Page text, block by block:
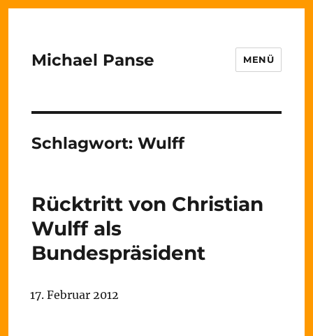
Michael Panse MENÜ
Schlagwort: Wulff
Rücktritt von Christian
Wulff als
Bundespräsident
17. Februar 2012